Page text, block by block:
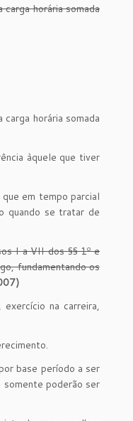
horária somada
horária somada
àquele que tiver
em tempo parcial
quando se tratar de
I a VII dos §§ 1º e
fundamentando os
na carreira,
base período a ser
somente poderão ser